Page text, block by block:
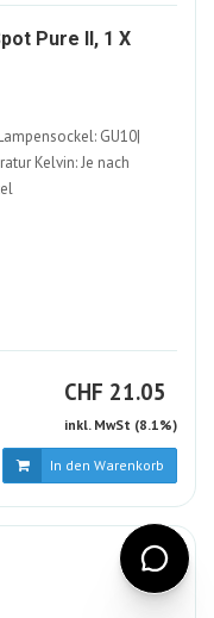
Pure II, 1 X
GU10|
Kelvin: Je nach
CHF CHF
21.05
inkl. MwSt (8.1%)
In den Warenkorb